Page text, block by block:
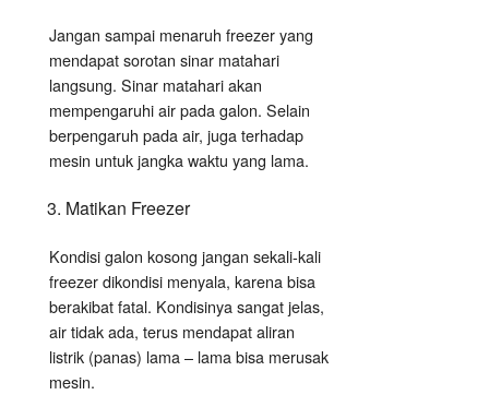
Jangan sampai menaruh freezer yang
mendapat sorotan sinar matahari
langsung. Sinar matahari akan
mempengaruhi air pada galon. Selain
berpengaruh pada air, juga terhadap
mesin untuk jangka waktu yang lama.
Matikan Freezer
Kondisi galon kosong jangan sekali-kali
freezer dikondisi menyala, karena bisa
berakibat fatal. Kondisinya sangat jelas,
air tidak ada, terus mendapat aliran
listrik (panas) lama – lama bisa merusak
mesin.